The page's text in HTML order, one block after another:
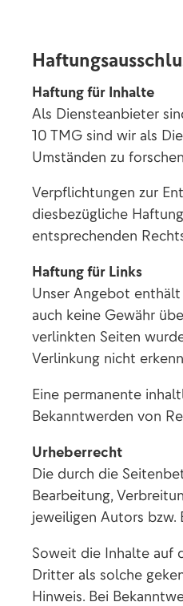
Haftung für Inhalte
Als Diensteanbieter
10 TMG sind wir als
Umständen zu
Verpflichtungen zur
diesbezügliche
entsprechenden
Haftung für Links
Unser Angebot
auch keine Gewähr
verlinkten Seiten
Verlinkung nicht
Eine permanente
Bekanntwerden von
Urheberrecht
Die durch die
Bearbeitung,
jeweiligen Autors
Soweit die Inhalte auf
Dritter als solche
Hinweis. Bei